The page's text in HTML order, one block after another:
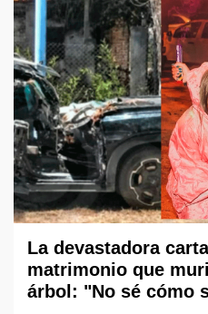
La devastadora
matrimonio que
árbol: "No sé cómo